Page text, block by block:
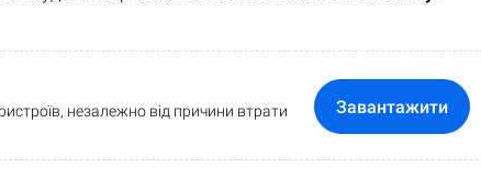
незалежно від причини втрати
Завантажити